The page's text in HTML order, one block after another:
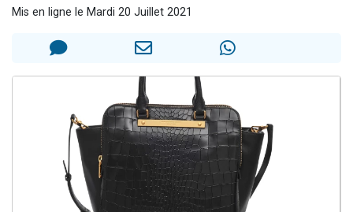
2 personnes viennent de faire un don pour 1 Journée de Vacances Pour les Enfants
Il reste 49 places pour étudier en groupe sur Zoom
Mis en ligne le Mardi 20 Juillet 2021